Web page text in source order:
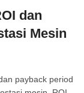
dan
Mesin
payback period